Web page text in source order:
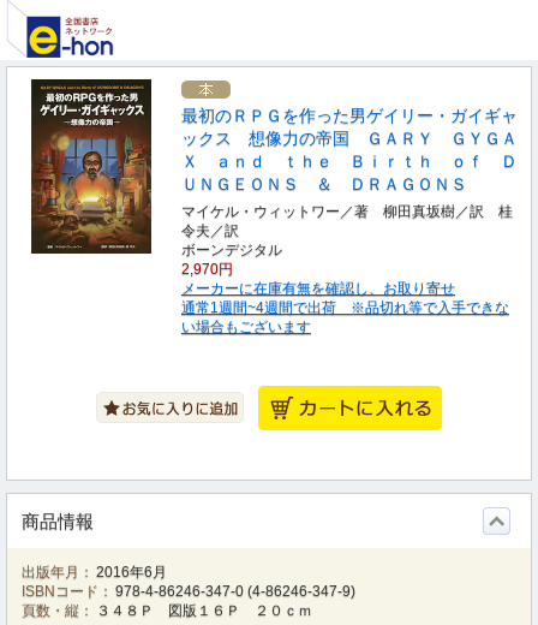
最初のＲＰＧを作った男ゲイリー・ガイギャ
ックス 想像力の帝国 ＧＡＲＹ ＧＹＧＡ
Ｘ ａｎｄ ｔｈｅ Ｂｉｒｔｈ ｏｆ Ｄ
ＵＮＧＥＯＮＳ ＆ ＤＲＡＧＯＮＳ
マイケル・ウィットワー／著 柳田真坂樹／訳 桂
令夫／訳
ボーンデジタル
2,970円
メーカーに在庫有無を確認し、お取り寄せ
通常1週間~4週間で出荷 ※品切れ等で入手できな
い場合もございます
商品情報
出版年月： 2016年6月
ISBNコード： 978-4-86246-347-0 (4-86246-347-9)
頁数・縦：
３４８Ｐ 図版１６Ｐ ２０ｃｍ